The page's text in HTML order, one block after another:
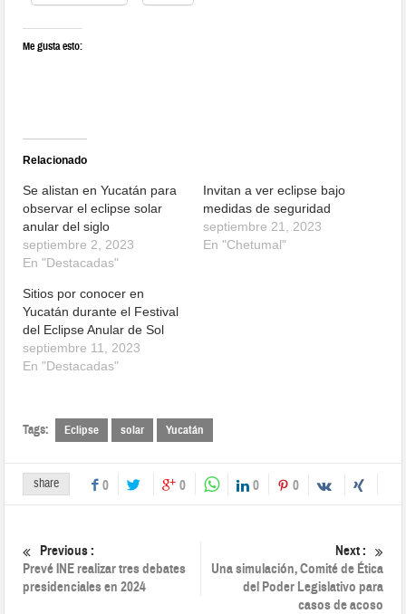
Me gusta esto:
Relacionado
Se alistan en Yucatán para
observar el eclipse solar
anular del siglo
septiembre 2, 2023
En "Destacadas"
Invitan a ver eclipse bajo
medidas de seguridad
septiembre 21, 2023
En "Chetumal"
Sitios por conocer en
Yucatán durante el Festival
del Eclipse Anular de Sol
septiembre 11, 2023
En "Destacadas"
Tags: Eclipse solar Yucatán
share 0 0 0 0
Previous :
Prevé INE realizar tres debates
presidenciales en 2024
Next :
Una simulación, Comité de Ética
del Poder Legislativo para
casos de acoso